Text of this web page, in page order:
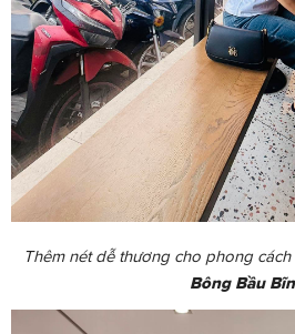
Thêm nét dễ thương cho phong
Bông Bầu